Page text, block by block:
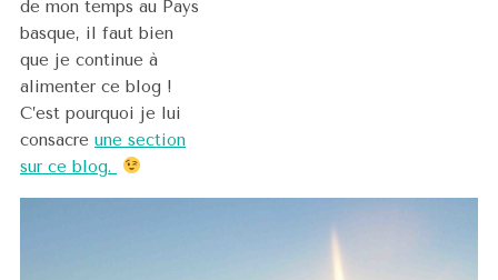
de mon temps au Pays
basque, il faut bien
que je continue à
alimenter ce blog !
C’est pourquoi je lui
consacre une section
sur ce blog.